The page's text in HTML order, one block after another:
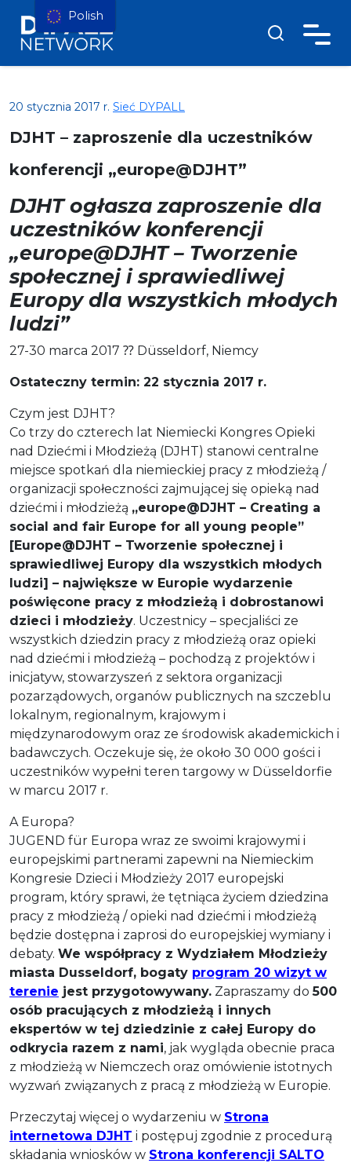
20 stycznia 2017 r. Sieć DYPALL
DJHT – zaproszenie dla uczestników
konferencji „europe@DJHT”
DJHT ogłasza zaproszenie dla
uczestników konferencji
„europe@DJHT – Tworzenie
społecznej i sprawiedliwej
Europy dla wszystkich młodych
ludzi”
27-30 marca 2017 ⁇ Düsseldorf, Niemcy
Ostateczny termin: 22 stycznia 2017 r.
Czym jest DJHT?
Co trzy do czterech lat Niemiecki Kongres Opieki
nad Dziećmi i Młodzieżą (DJHT) stanowi centralne
miejsce spotkań dla niemieckiej pracy z młodzieżą /
organizacji społeczności zajmującej się opieką nad
dziećmi i młodzieżą „europe@DJHT – Creating a
social and fair Europe for all young people”
[Europe@DJHT – Tworzenie społecznej i
sprawiedliwej Europy dla wszystkich młodych
ludzi] – największe w Europie wydarzenie
poświęcone pracy z młodzieżą i dobrostanowi
dzieci i młodzieży. Uczestnicy – specjaliści ze
wszystkich dziedzin pracy z młodzieżą oraz opieki
nad dziećmi i młodzieżą – pochodzą z projektów i
inicjatyw, stowarzyszeń z sektora organizacji
pozarządowych, organów publicznych na szczeblu
lokalnym, regionalnym, krajowym i
międzynarodowym oraz ze środowisk akademickich i
badawczych. Oczekuje się, że około 30 000 gości i
uczestników wypełni teren targowy w Düsseldorfie
w marcu 2017 r.
A Europa?
JUGEND für Europa wraz ze swoimi krajowymi i
europejskimi partnerami zapewni na Niemieckim
Kongresie Dzieci i Młodzieży 2017 europejski
program, który sprawi, że tętniąca życiem dziedzina
pracy z młodzieżą / opieki nad dziećmi i młodzieżą
będzie dostępna i zaprosi do europejskiej wymiany i
debaty. We współpracy z Wydziałem Młodzieży
miasta Dusseldorf, bogaty program 20 wizyt w
terenie jest przygotowywany. Zapraszamy do500
osób pracujących z młodzieżą i innych
ekspertów w tej dziedzinie z całej Europy do
odkrycia razem z nami, jak wygląda obecnie praca
z młodzieżą w Niemczech oraz omówienie istotnych
wyzwań związanych z pracą z młodzieżą w Europie.
Przeczytaj więcej o wydarzeniu w Strona
internetowa DJHT i postępuj zgodnie z procedurą
składania wniosków w Strona konferencji SALTO
Polish